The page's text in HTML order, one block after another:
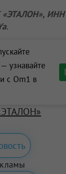
«ЭТАЛОН»,
.
узнавайте
с Om1 в